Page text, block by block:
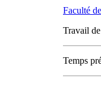
Faculté
Travail
Temps